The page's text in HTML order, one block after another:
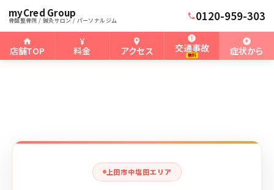
myCred Group
骨盤整骨院 / 鍼灸サロン / パーソナルジム 0120-959-303
店舗TOP 料金 アクセス 交通事故
無料 症状から
ホーム › 上田市中塩田骨盤整骨院 上田市中塩田のアキレス腱周囲炎
上田市中塩田エリア